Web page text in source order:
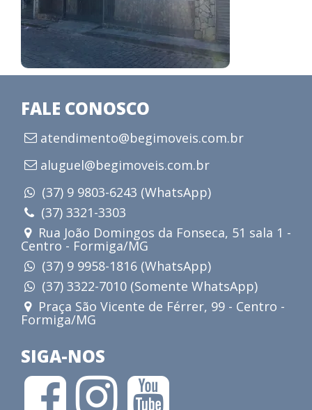
FALE CONOSCO
atendimento@begimoveis.com.br
aluguel@begimoveis.com.br
(37) 9 9803-6243 (WhatsApp)
(37) 3321-3303
Rua João Domingos da Fonseca, 51 sala 1 -
Centro - Formiga/MG
(37) 9 9958-1816 (WhatsApp)
(37) 3322-7010 (Somente WhatsApp)
Praça São Vicente de Férrer, 99 - Centro -
Formiga/MG
SIGA-NOS